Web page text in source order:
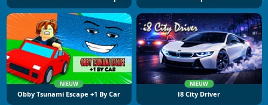
NIEUW
Obby Tsunami Escape +1 By Car
NIEUW
I8 City Driver